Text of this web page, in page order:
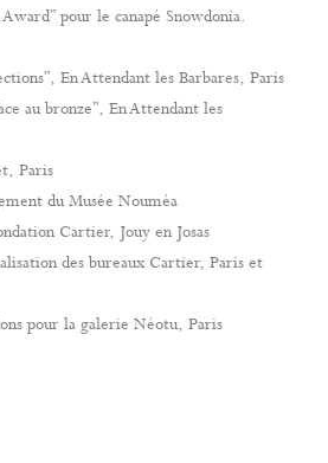
pour le canapé Snowdonia.
En Attendant les Barbares, Paris
au bronze”, En Attendant les
Paris
du Musée Nouméa
Cartier, Jouy en Josas
des bureaux Cartier, Paris et
pour la galerie Néotu, Paris